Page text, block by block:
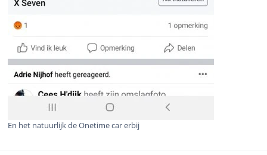
En het natuurlijk de Onetime car erbij